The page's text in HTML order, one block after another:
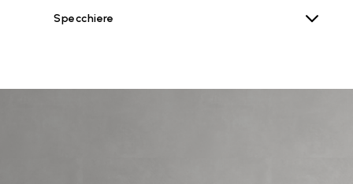
Specchiere